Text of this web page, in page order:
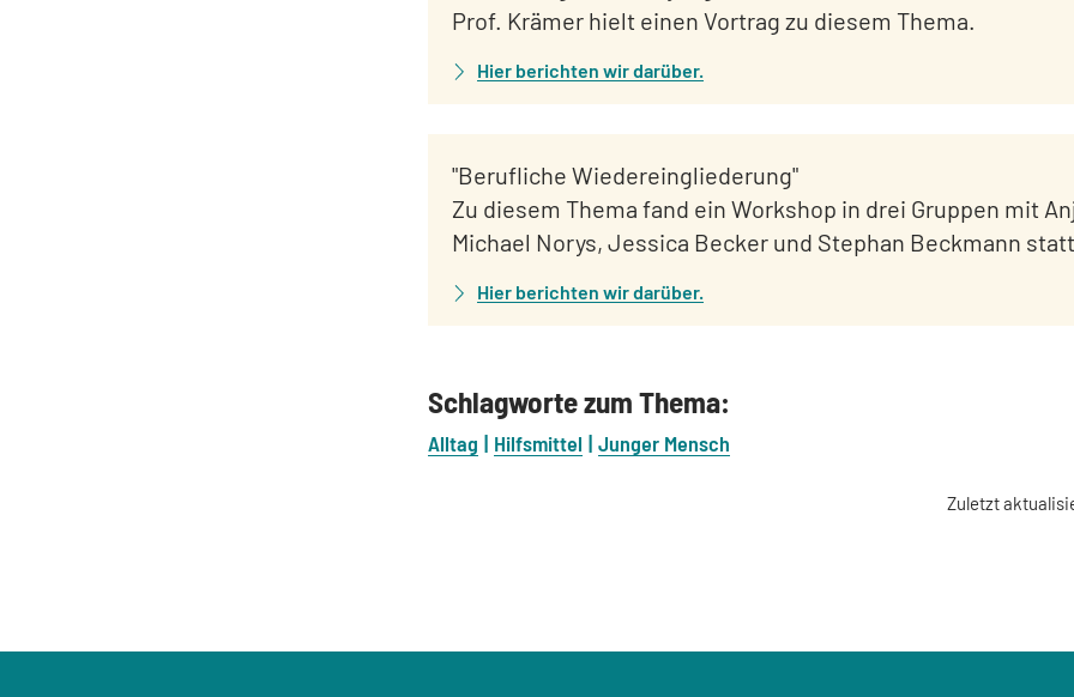
Prof. Krämer hielt einen Vortrag zu diesem Thema.
Hier berichten wir darüber.
"Berufliche Wiedereingliederung"
Zu diesem Thema fand ein Workshop in drei Gruppen mit
Michael Norys, Jessica Becker und Stephan Beckmann
Hier berichten wir darüber.
Schlagworte zum Thema:
Alltag Hilfsmittel Junger Mensch
Zuletzt